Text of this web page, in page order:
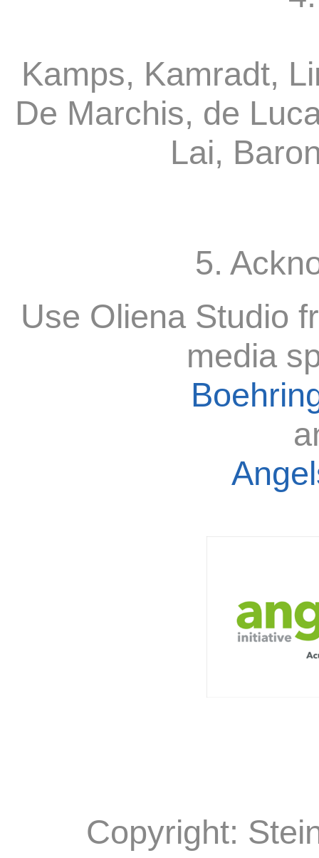
Kamps, Kamradt,
De Marchis, de
Lai,
5.
Use Oliena Studio
media
Copyright: